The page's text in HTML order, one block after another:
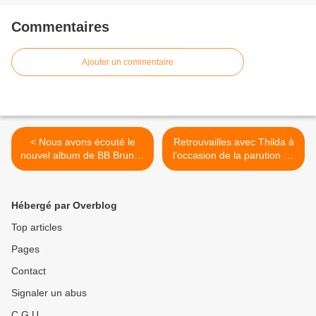
Commentaires
Ajouter un commentaire
< Nous avons écouté le
nouvel album de BB Brunes
!
Retrouvailles avec Thilda à
l’occasion de la parution de
son nouvel EP ! >
Hébergé par Overblog
Top articles
Pages
Contact
Signaler un abus